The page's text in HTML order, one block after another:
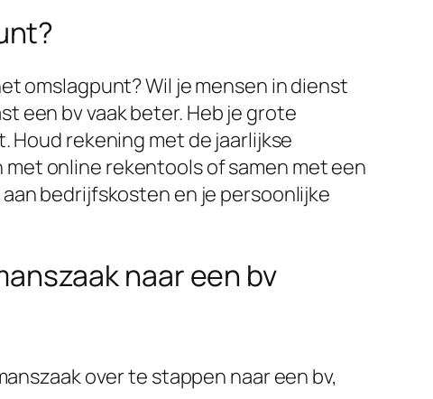
omslagpunt? Wil je mensen in dienst
een bv vaak beter. Heb je grote
Houd rekening met de jaarlijkse
online rekentools of samen met een
bedrijfskosten en je persoonlijke
naar een bv
over te stappen naar een bv,